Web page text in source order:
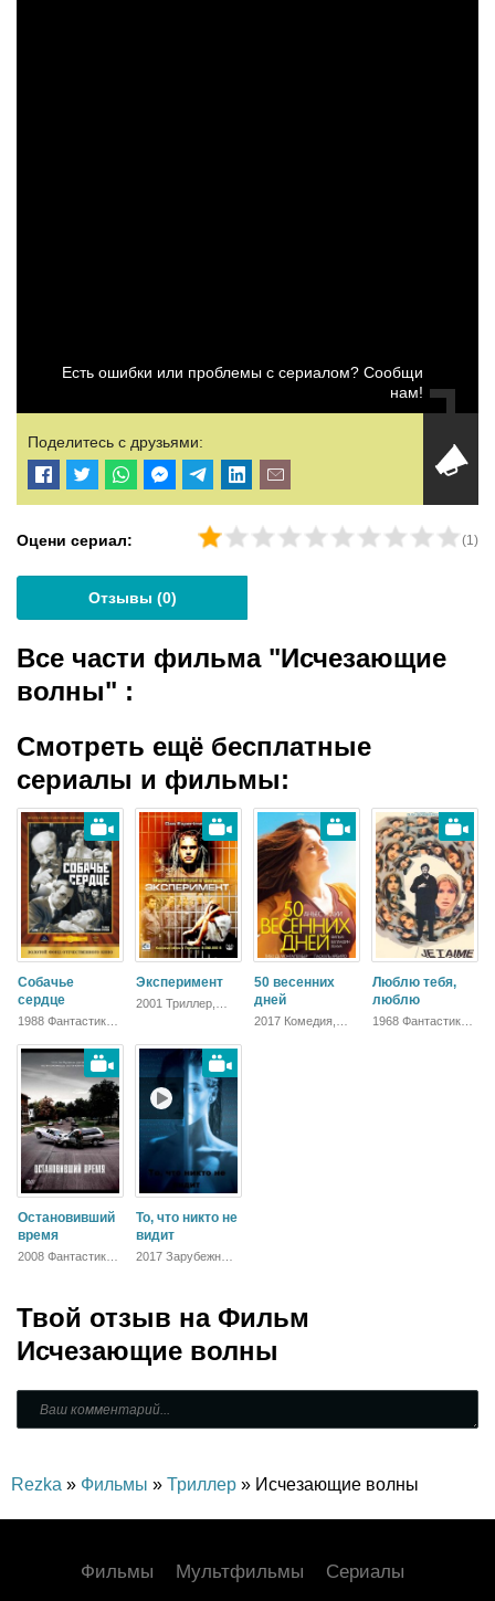
Есть ошибки или проблемы с сериалом? Сообщи
нам!
Поделитесь с друзьями:
Оцени сериал: (1)
Отзывы (0)
Все части фильма "Исчезающие
волны" :
Смотреть ещё бесплатные
сериалы и фильмы:
Собачье
сердце
1988 Фантастика,
Драма
Эксперимент
2001 Триллер,
50 весенних
дней
2017 Комедия,
Люблю тебя,
люблю
1968 Фантастика,
Остановивший
время
2008 Фантастика,
То, что никто не
видит
2017 Зарубежный,
Твой отзыв на Фильм
Исчезающие волны
Rezka » Фильмы » Триллер » Исчезающие волны
Фильмы Мультфильмы Сериалы